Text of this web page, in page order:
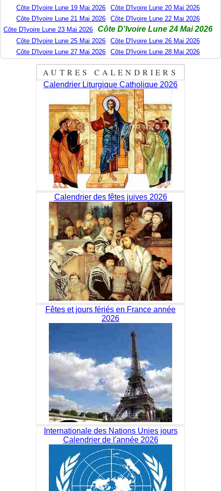
Côte D'Ivoire Lune 19 Mai 2026
Côte D'Ivoire Lune 20 Mai 2026
Côte D'Ivoire Lune 21 Mai 2026
Côte D'Ivoire Lune 22 Mai 2026
Côte D'Ivoire Lune 23 Mai 2026
Côte D'Ivoire Lune 24 Mai 2026
Côte D'Ivoire Lune 25 Mai 2026
Côte D'Ivoire Lune 26 Mai 2026
Côte D'Ivoire Lune 27 Mai 2026
Côte D'Ivoire Lune 28 Mai 2026
AUTRES CALENDRIERS
Calendrier Liturgique Catholique 2026
Calendrier des fêtes juives 2026
Fêtes et jours fériés en France année
2026
Internationale des Nations Unies jours
Calendrier de l'année 2026